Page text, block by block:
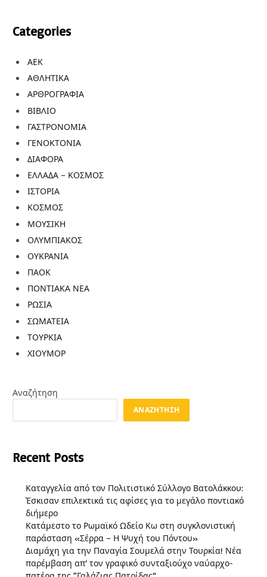
Categories
ΑΕΚ
ΑΘΛΗΤΙΚΑ
ΑΡΘΡΟΓΡΑΦΙΑ
ΒΙΒΛΙΟ
ΓΑΣΤΡΟΝΟΜΙΑ
ΓΕΝΟΚΤΟΝΙΑ
ΔΙΑΦΟΡΑ
ΕΛΛΑΔΑ – ΚΟΣΜΟΣ
ΙΣΤΟΡΙΑ
ΚΟΣΜΟΣ
ΜΟΥΣΙΚΗ
ΟΛΥΜΠΙΑΚΟΣ
ΟΥΚΡΑΝΙΑ
ΠΑΟΚ
ΠΟΝΤΙΑΚΑ ΝΕΑ
ΡΩΣΙΑ
ΣΩΜΑΤΕΙΑ
ΤΟΥΡΚΙΑ
ΧΙΟΥΜΟΡ
Αναζήτηση
ΑΝΑΖΉΤΗΣΗ
Recent Posts
Καταγγελία από τον Πολιτιστικό Σύλλογο Βατολάκκου:
Έσκισαν επιλεκτικά τις αφίσες για το μεγάλο ποντιακό
διήμερο
Κατάμεστο το Ρωμαϊκό Ωδείο Κω στη συγκλονιστική
παράσταση «Σέρρα – Η Ψυχή του Πόντου»
Διαμάχη για την Παναγία Σουμελά στην Τουρκία! Νέα
παρέμβαση απ’ τον γραφικό συνταξιούχο ναύαρχο-